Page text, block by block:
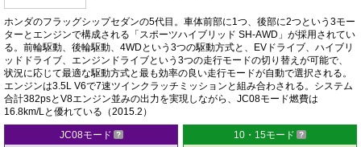
ホンダのフラッグシップセダンの5代目。車体前部に1つ、後部に2つという3モー
ターとエンジンで構成される「スポーツハイブリッド SH-AWD」が採用されてい
る。前輪駆動、後輪駆動、4WDという3つの駆動方式と、EVドライブ、ハイブリ
ッドドライブ、エンジンドライブという3つの走行モードの切り替えが可能で、
状況に応じて最適な駆動方式と最も効率の良い走行モードが自動で選択される。
エンジンは3.5L V6で7速ツインクラッチミッションと組み合わされる。システム
合計382psとV8エンジン並みの出力を実現しながら、JC08モード燃費は
16.8km/Lと優れている（2015.2）
JC08モード 10・15モード